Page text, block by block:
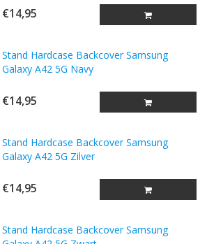
€14,95
Stand Hardcase Backcover Samsung
Galaxy A42 5G Navy
€14,95
Stand Hardcase Backcover Samsung
Galaxy A42 5G Zilver
€14,95
Stand Hardcase Backcover Samsung